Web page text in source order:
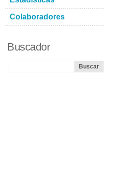
Colaboradores
Buscador